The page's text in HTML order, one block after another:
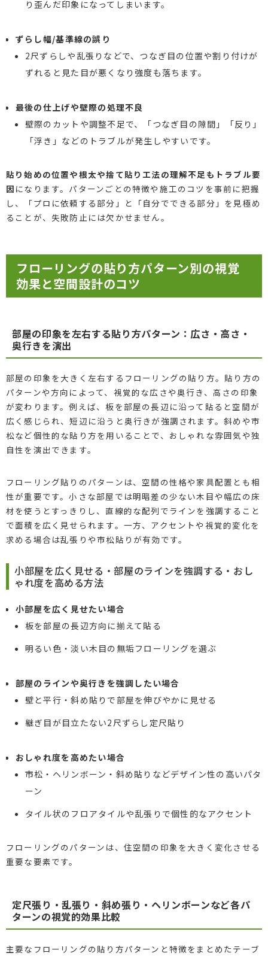
り歪んだ印象になってしまいます。
ずらし幅/基準線の誤り
2尺ずらしや乱張りなどで、つなぎ目の位置や割り付けが
ずれると見た目が悪くなり強度も落ちます。
最後の仕上げや壁際の処理不良
壁際のカットや調整不足で、「つなぎ目の隙間」「反り」
「浮き」などのトラブルが発生しやすいです。
貼り始めの位置や根太や捨て貼り工法の理解不足もトラブル要
因 になります。パターンごとの特徴や施工のコツを事前に把握
し、「プロに依頼する部分」と「自分でできる部分」を見極め
ることが、失敗防止には欠かせません。
フローリングの貼り方パターン別の視覚
効果と空間設計のコツ
部屋の印象を左右する貼り方パターン：広さ・高さ・
奥行きを演出
部屋の印象を大きく左右するフローリングの貼り方。貼り方の
パターンや方向によって、視覚的な広さや奥行き、高さの印象
が変わります。例えば、板を部屋の長辺に沿って貼ると空間が
広く感じられ、短辺に沿うと奥行きが強調されます。斜めや市
松など個性的な貼り方を用いることで、おしゃれな雰囲気や独
自性を演出できます。
フローリング貼りのパターンは、空間の性格や家具配置とも相
性が重要です。小さな部屋では明暗差の少ない木目や幅広の床
材を使うとすっきりし、直線的な配列でラインを強調すること
で面積を広く見せられます。一方、アクセントや視覚的変化を
求める場合は乱張りや市松貼りが有効です。
小部屋を広く見せる・部屋のラインを強調する・おし
ゃれ度を高める方法
小部屋を広く見せたい場合
板を部屋の長辺方向に揃えて貼る
明るい色・淡い木目の無垢フローリングを選ぶ
部屋のラインや奥行きを強調したい場合
壁と平行・斜め貼りで部屋を伸びやかに見せる
継ぎ目が目立たない2尺ずらし定尺貼り
おしゃれ度を高めたい場合
市松・ヘリンボーン・斜め貼りなどデザイン性の高いパタ
ーン
タイル状のフロアタイルや乱張りで個性的なアクセント
フローリングのパターンは、住空間の印象を大きく変化させる
重要な要素です。
定尺張り・乱張り・斜め張り・ヘリンボーンなど各パ
ターンの視覚的効果比較
主要なフローリングの貼り方パターンと特徴をまとめたテーブ